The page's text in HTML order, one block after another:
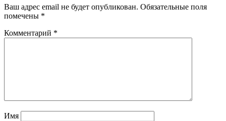
Ваш адрес email не будет опубликован. Обязательные поля
помечены *
Комментарий *
Имя